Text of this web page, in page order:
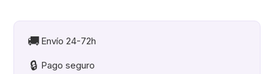
SIGLO
🚚 Envío 24-72h
🔒 Pago seguro